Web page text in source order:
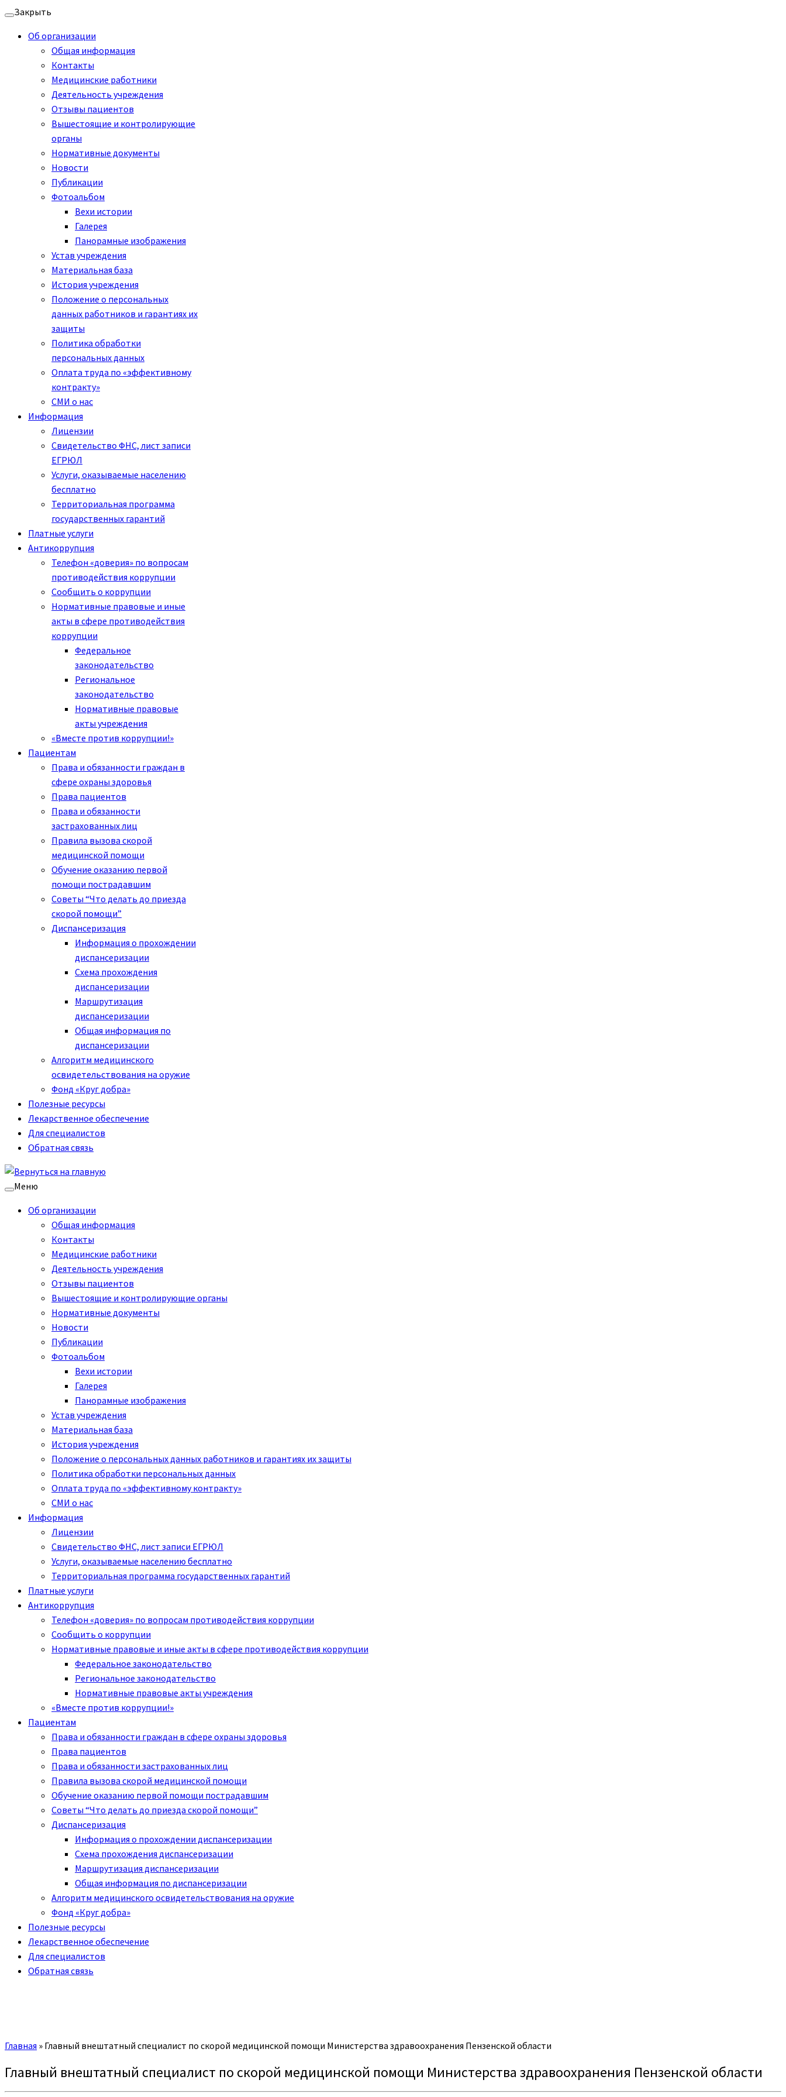
Перейти
содержимому
Закрыть
Об организации
Общая информация
Контакты
Медицинские работники
Деятельность учреждения
Отзывы пациентов
Вышестоящие и контролирующие
органы
Нормативные документы
Новости
Публикации
Фотоальбом
Вехи истории
Галерея
Панорамные изображения
Устав учреждения
Материальная база
История учреждения
Положение о персональных
данных работников и гарантиях их
защиты
Политика обработки
персональных данных
Оплата труда по «эффективному
контракту»
СМИ о нас
Информация
Лицензии
Свидетельство ФНС, лист записи
ЕГРЮЛ
Услуги, оказываемые населению
бесплатно
Территориальная программа
государственных гарантий
Платные услуги
Антикоррупция
Телефон «доверия» по вопросам
противодействия коррупции
Сообщить о коррупции
Нормативные правовые и иные
акты в сфере противодействия
коррупции
Федеральное
законодательство
Региональное
законодательство
Нормативные правовые
акты учреждения
«Вместе против коррупции!»
Пациентам
Права и обязанности граждан в
сфере охраны здоровья
Права пациентов
Права и обязанности
застрахованных лиц
Правила вызова скорой
медицинской помощи
Обучение оказанию первой
помощи пострадавшим
Советы “Что делать до приезда
скорой помощи”
Диспансеризация
Информация о прохождении
диспансеризации
Схема прохождения
диспансеризации
Маршрутизация
диспансеризации
Общая информация по
диспансеризации
Алгоритм медицинского
освидетельствования на оружие
Фонд «Круг добра»
Полезные ресурсы
Лекарственное обеспечение
Для специалистов
Обратная связь
Меню
Об организации
Общая информация
Контакты
Медицинские работники
Деятельность учреждения
Отзывы пациентов
Вышестоящие и контролирующие органы
Нормативные документы
Новости
Публикации
Фотоальбом
Вехи истории
Галерея
Панорамные изображения
Устав учреждения
Материальная база
История учреждения
Положение о персональных данных работников и гарантиях их защиты
Политика обработки персональных данных
Оплата труда по «эффективному контракту»
СМИ о нас
Информация
Лицензии
Свидетельство ФНС, лист записи ЕГРЮЛ
Услуги, оказываемые населению бесплатно
Территориальная программа государственных гарантий
Платные услуги
Антикоррупция
Телефон «доверия» по вопросам противодействия коррупции
Сообщить о коррупции
Нормативные правовые и иные акты в сфере противодействия коррупции
Федеральное законодательство
Региональное законодательство
Нормативные правовые акты учреждения
«Вместе против коррупции!»
Пациентам
Права и обязанности граждан в сфере охраны здоровья
Права пациентов
Права и обязанности застрахованных лиц
Правила вызова скорой медицинской помощи
Обучение оказанию первой помощи пострадавшим
Советы “Что делать до приезда скорой помощи”
Диспансеризация
Информация о прохождении диспансеризации
Схема прохождения диспансеризации
Маршрутизация диспансеризации
Общая информация по диспансеризации
Алгоритм медицинского освидетельствования на оружие
Фонд «Круг добра»
Полезные ресурсы
Лекарственное обеспечение
Для специалистов
Обратная связь
Главная » Главный внештатный специалист по скорой медицинской помощи Министерства здравоохранения Пензенской области
Главный внештатный специалист по скорой медицинской помощи Министерства здравоохранения Пензенской области